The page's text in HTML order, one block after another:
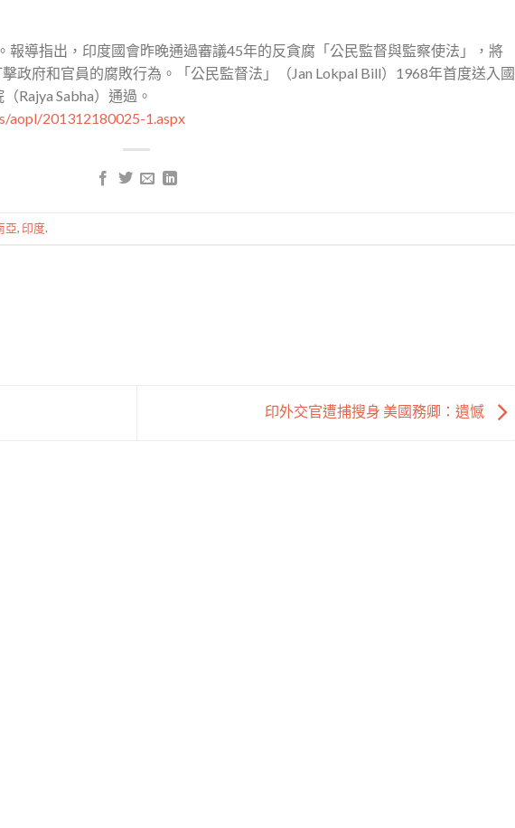
報導指出，印度國會昨晚通過審議45年的反貪腐「公民監督與監察使法」，將
政府和官員的腐敗行為。「公民監督法」（Jan Lokpal Bill）1968年首度送入國
Rajya Sabha）通過。
aopl/201312180025-1.aspx
亞, 印度.
印外交官遭捕搜身 美國務卿：遺憾